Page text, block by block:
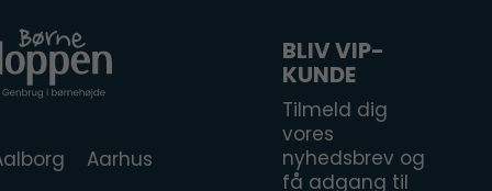
Aarhus
BLIV VIP-
KUNDE
Tilmeld dig
vores
nyhedsbrev og
få adgang til